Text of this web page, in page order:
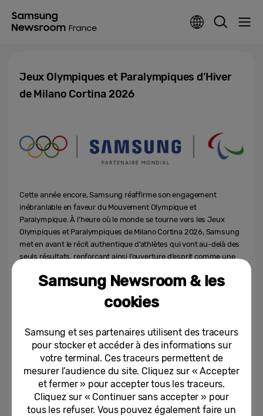
Jeux Olympiques et Paralympiques d’Hiver
de Milano Cortina 2026
Cette année encore, Samsung réaffirme son engagement
inébranlable en faveur du Mouvement Olympique et
Paralympique. À l’heure où le monde se tourne vers les Jeux
Olympiques et Paralympiques de Milano Cortina 2026, Samsung
met en avant le récit authentique d’athlètes qui vont au-delà des
seuls résultats, renforçant ainsi l’ouverture d’esprit comme une
monde entier, grâce à la technologie.
Jeux Olympiques d’Hiver seront partagées alors que les Jeux de
Milano Cortina 2026 se poursuivent.
Milano Cortina 2026 : Pour
Arthur Bauchet, l’ouverture...
Samsung Newsroom & les
cookies
Samsung et ses partenaires utilisent des traceurs
pour stocker et accéder à des informations sur
votre terminal. Ces traceurs permettent de
mesurer l’audience du site. Cliquez sur « Accepter
et fermer » pour accepter tous les traceurs.
Cliquez sur « Continuer sans accepter » pour
tous les refuser. Vous pouvez également faire un